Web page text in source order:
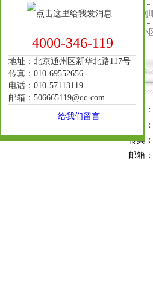
地址
电话
传真
邮箱
4000-346-119
地址：北京通州区新华北路117号
传真：010-69552656
电话：010-57113119
邮箱：506665119@qq.com
给我们留言